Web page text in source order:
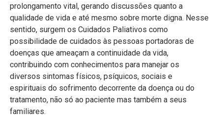
prolongamento vital, gerando discussões quanto a
qualidade de vida e até mesmo sobre morte digna. Nesse
sentido, surgem os Cuidados Paliativos como
possibilidade de cuidados às pessoas portadoras de
doenças que ameaçam a continuidade da vida,
contribuindo com conhecimentos para manejar os
diversos sintomas físicos, psíquicos, sociais e
espirituais do sofrimento decorrente da doença ou do
tratamento, não só ao paciente mas também a seus
familiares.